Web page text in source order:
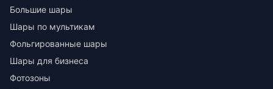
Большие шары
Шары по мультикам
Фольгированные шары
Шары для бизнеса
Фотозоны